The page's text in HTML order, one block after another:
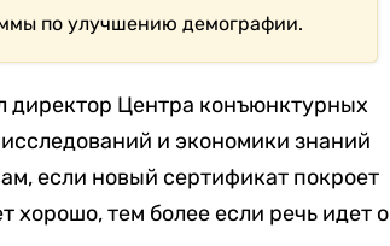
по улучшению демографии.
Центра конъюнктурных
и экономики знаний
если новый сертификат покроет
хорошо, тем более если речь идет о